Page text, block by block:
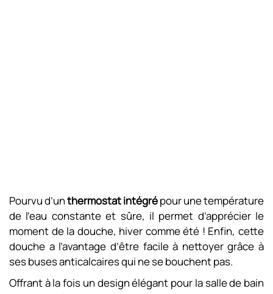
Pourvu d’unthermostat intégrépour une température
de l’eau constante et sûre, il permet d’apprécier le
moment de la douche, hiver comme été ! Enfin, cette
douche a l’avantage d’être facile à nettoyer grâce à
ses buses anticalcaires qui ne se bouchent pas.
Offrant à la fois un design élégant pour la salle de bain